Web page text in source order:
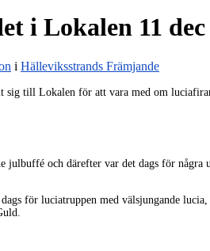
i Lokalen 11 dec
i Hälleviksstrands Främjande
sig till Lokalen för att vara med om
julbuffé och därefter var det dags för
för luciatruppen med välsjungande